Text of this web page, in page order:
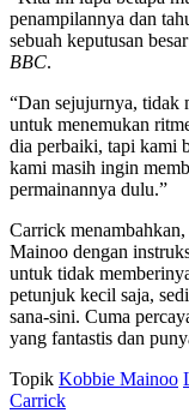
penampilannya dan
sebuah keputusan
BBC.
“Dan sejujurnya, tidak
untuk menemukan
dia perbaiki, tapi kami
kami masih ingin
permainannya dulu.”
Carrick
Mainoo dengan
untuk tidak
petunjuk kecil saja,
sana-sini. Cuma
yang fantastis dan
Topik Kobbie Mainoo
Carrick